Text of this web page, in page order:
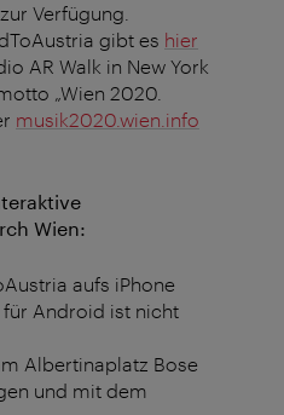
Verfügung.
gibt es hier
AR Walk in New York
„Wien 2020.
musik2020.wien.info
Wien:
aufs iPhone
für Android ist nicht
Albertinaplatz Bose
und mit dem